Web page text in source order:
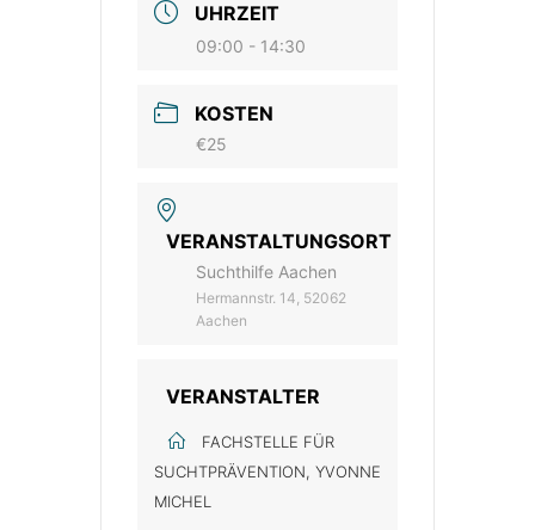
UHRZEIT
09:00 - 14:30
KOSTEN
€25
VERANSTALTUNGSORT
Suchthilfe Aachen
Hermannstr. 14, 52062
Aachen
VERANSTALTER
FACHSTELLE FÜR
SUCHTPRÄVENTION, YVONNE
MICHEL